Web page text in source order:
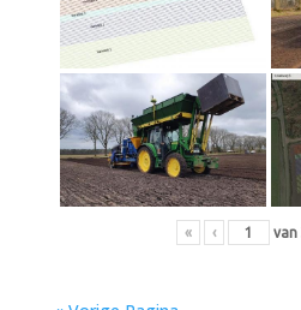
« ‹ van